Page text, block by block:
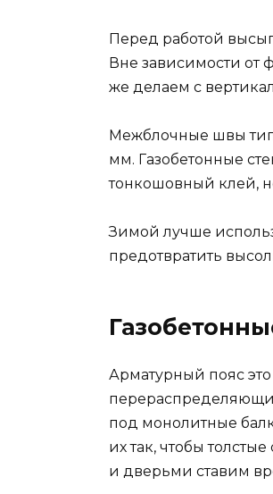
Перед работой
Вне зависимости от
же делаем с
Межблочные швы
мм. Газобетонные
тонкошовный клей,
Зимой лучше
предотвратить
Арматурный пояс
под монолитные
их так, чтобы
и дверьми ставим